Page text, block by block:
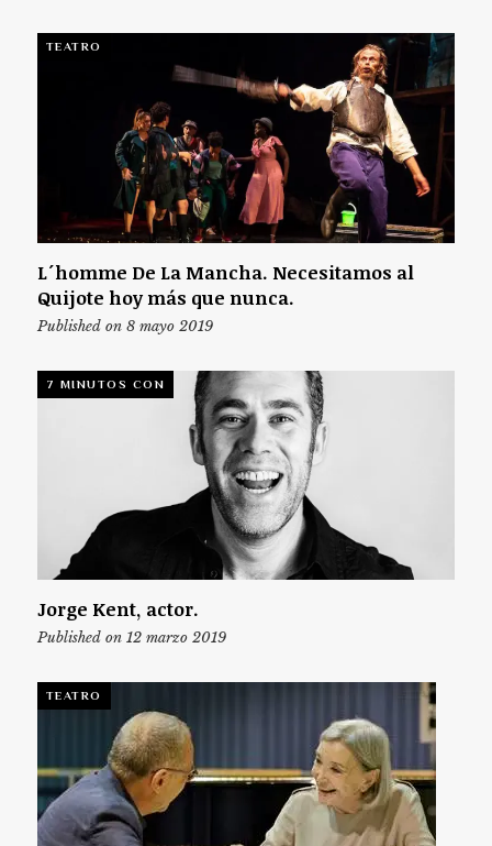
TEATRO
L´homme De La Mancha. Necesitamos al
Quijote hoy más que nunca.
Published on 8 mayo 2019
7 MINUTOS CON
Jorge Kent, actor.
Published on 12 marzo 2019
TEATRO